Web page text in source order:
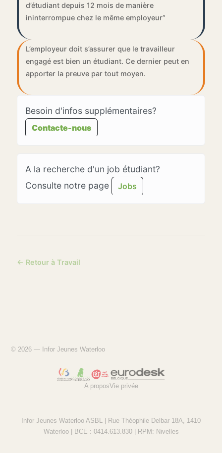
d’étudiant depuis 12 mois de manière
ininterrompue chez le même employeur”
L’employeur doit s’assurer que le travailleur
engagé est bien un étudiant. Ce dernier peut en
apporter la preuve par tout moyen.
Besoin d'infos supplémentaires?
Contacte-nous
A la recherche d'un job étudiant?
Consulte notre page
Jobs
← Retour à Travail
© 2026 — Infor Jeunes Waterloo
A proposVie privée
Infor Jeunes Waterloo ASBL | Rue Théophile Delbar 18A, 1410
Waterloo | BCE : 0414.613.830 | RPM: Nivelles